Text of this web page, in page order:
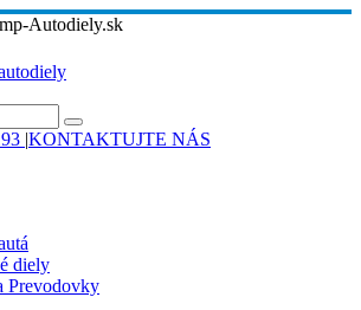
Autodiely.sk
|KONTAKTUJTE NÁS
diely
Prevodovky